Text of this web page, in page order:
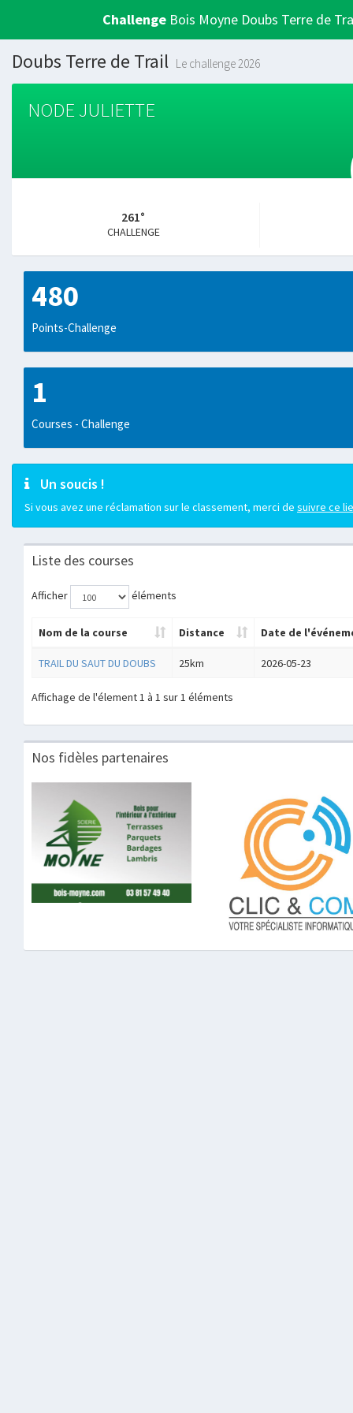
Challenge Bois Moyne Doubs Terre de
Doubs Terre de Trail Le challenge 2026
NODE JULIETTE
261°
CHALLENGE
480
Points-Challenge
1
Courses - Challenge
Un soucis !
Si vous avez une réclamation sur le classement, merci de suivre ce
Liste des courses
Afficher éléments
Nom de la course Distance Date de
TRAIL DU SAUT DU DOUBS 25km 2026-05-23
Affichage de l'élement 1 à 1 sur 1 éléments
Nos fidèles partenaires